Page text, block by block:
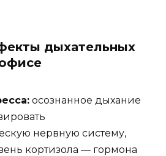
дыхательных
осознанное дыхание
нервную систему,
кортизола — гормона